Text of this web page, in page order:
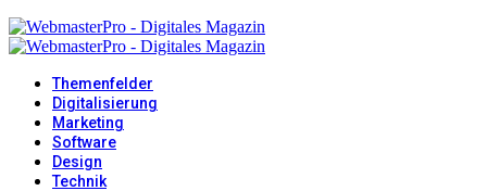
Themenfelder
Digitalisierung
Marketing
Software
Design
Technik